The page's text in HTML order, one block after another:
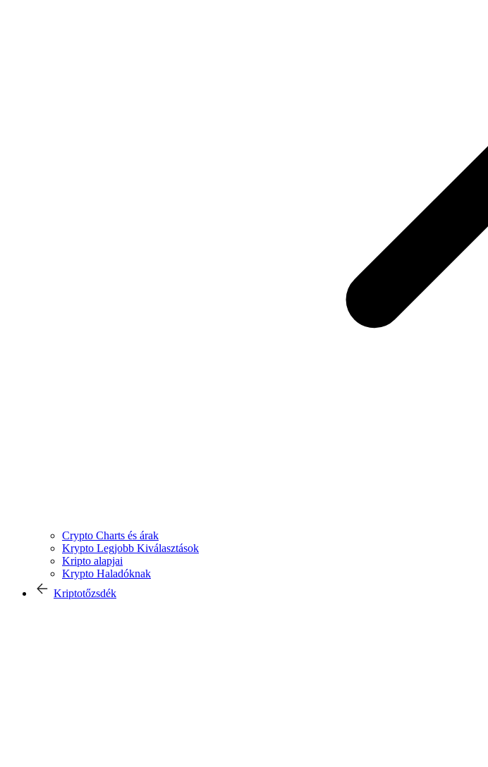
Crypto Charts és árak
Krypto Legjobb Kiválasztások
Kripto alapjai
Krypto Haladóknak
Kriptotőzsdék